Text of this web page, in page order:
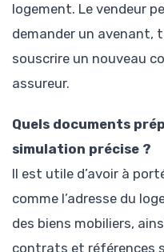
logement. Le vendeur
demander un avenant,
souscrire un nouveau
assureur.
Quels documents
simulation précise ?
Il est utile d’avoir à
comme l’adresse du
des biens mobiliers,
contrats et références